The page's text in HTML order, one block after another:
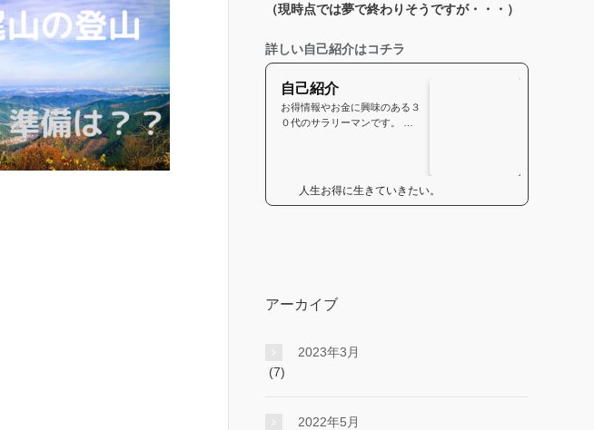
（現時点では夢で終わりそうですが・・・）
詳しい自己紹介はコチラ
自己紹介
お得情報やお金に興味のある３
０代のサラリーマンです。 な
人生お得に生きていきたい。
アーカイブ
2023年3月
(7)
2022年5月